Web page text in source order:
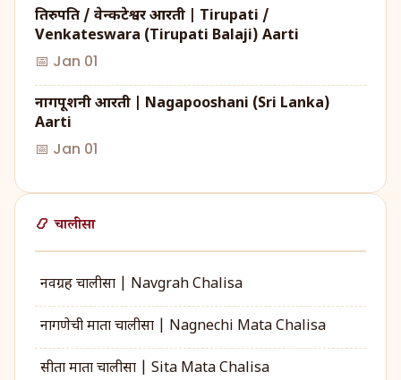
तिरुपति / वेन्कटेश्वर आरती | Tirupati /
Venkateswara (Tirupati Balaji) Aarti
📅 Jan 01
नागपूशनी आरती | Nagapooshani (Sri Lanka)
Aarti
📅 Jan 01
📿 चालीसा
नवग्रह चालीसा | Navgrah Chalisa
नागणेची माता चालीसा | Nagnechi Mata Chalisa
सीता माता चालीसा | Sita Mata Chalisa